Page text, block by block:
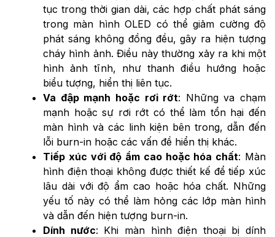
tục trong thời gian dài, các hợp chất phát sáng
trong màn hình OLED có thể giảm cường độ
phát sáng không đồng đều, gây ra hiện tượng
cháy hình ảnh. Điều này thường xảy ra khi một
hình ảnh tĩnh, như thanh điều hướng hoặc
biểu tượng, hiển thị liên tục.
Va đập mạnh hoặc rơi rớt: Những va chạm
mạnh hoặc sự rơi rớt có thể làm tổn hại đến
màn hình và các linh kiện bên trong, dẫn đến
lỗi burn-in hoặc các vấn đề hiển thị khác.
Tiếp xúc với độ ẩm cao hoặc hóa chất: Màn
hình điện thoại không được thiết kế để tiếp xúc
lâu dài với độ ẩm cao hoặc hóa chất. Những
yếu tố này có thể làm hỏng các lớp màn hình
và dẫn đến hiện tượng burn-in.
Dính nước: Khi màn hình điện thoại bị dính